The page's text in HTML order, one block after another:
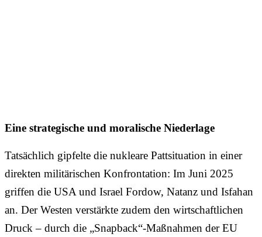
Eine strategische und moralische Niederlage
Tatsächlich gipfelte die nukleare Pattsituation in einer
direkten militärischen Konfrontation: Im Juni 2025
griffen die USA und Israel Fordow, Natanz und Isfahan
an. Der Westen verstärkte zudem den wirtschaftlichen
Druck – durch die „Snapback“-Maßnahmen der EU